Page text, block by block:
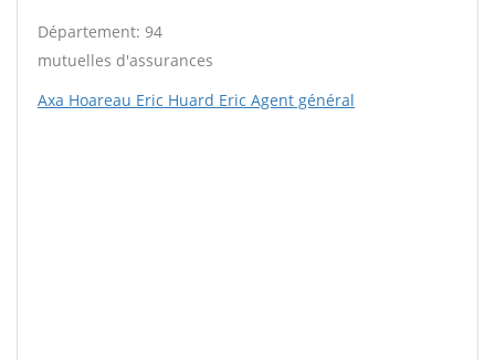
Département: 94
mutuelles d'assurances
Axa Hoareau Eric Huard Eric Agent général